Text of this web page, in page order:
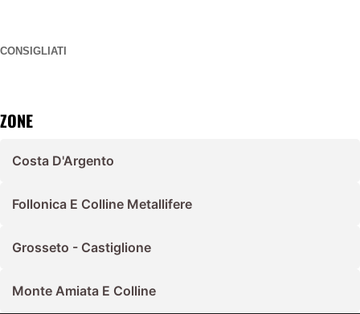
CONSIGLIATI
ZONE
Costa D'Argento
Follonica E Colline Metallifere
Grosseto - Castiglione
Monte Amiata E Colline